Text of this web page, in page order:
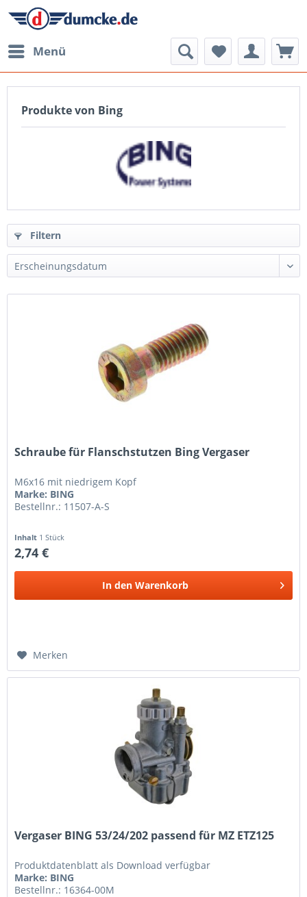
Menü
Produkte von Bing
Filtern
Schraube für Flanschstutzen Bing Vergaser
M6x16 mit niedrigem Kopf
Marke: BING
Bestellnr.: 11507-A-S
Inhalt 1 Stück
2,74 €
In den Warenkorb
Merken
Vergaser BING 53/24/202 passend für MZ ETZ125
Produktdatenblatt als Download verfügbar
Marke: BING
Bestellnr.: 16364-00M